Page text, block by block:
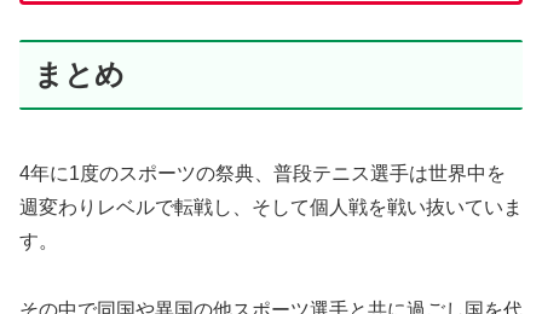
まとめ
4年に1度のスポーツの祭典、普段テニス選手は世界中を
週変わりレベルで転戦し、そして個人戦を戦い抜いていま
す。
その中で同国や異国の他スポーツ選手と共に過ごし国を代